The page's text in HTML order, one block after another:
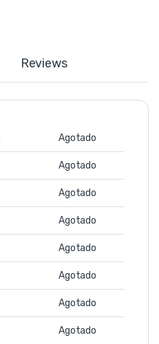
Reviews
Agotado
Agotado
Agotado
Agotado
Agotado
Agotado
Agotado
Agotado